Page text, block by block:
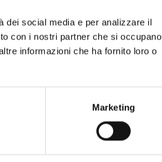
dei social media e per analizzare il
con i nostri partner che si occupano
informazioni che ha fornito loro o
Marketing